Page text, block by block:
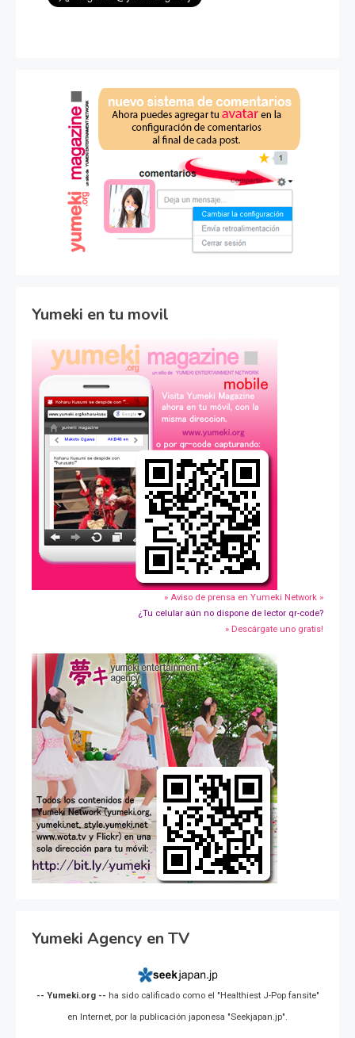
Yumeki en tu movil
» Aviso de prensa en Yumeki Network »
¿Tu celular aún no dispone de lector qr-code?
» Descárgate uno gratis!
Yumeki Agency en TV
-- Yumeki.org -- ha sido calificado como el "Healthiest J-Pop fansite"
en Internet, por la publicación japonesa "Seekjapan.jp".